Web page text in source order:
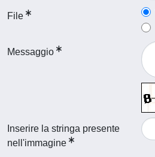
File
Messaggio
Inserire la stringa presente
nell'immagine